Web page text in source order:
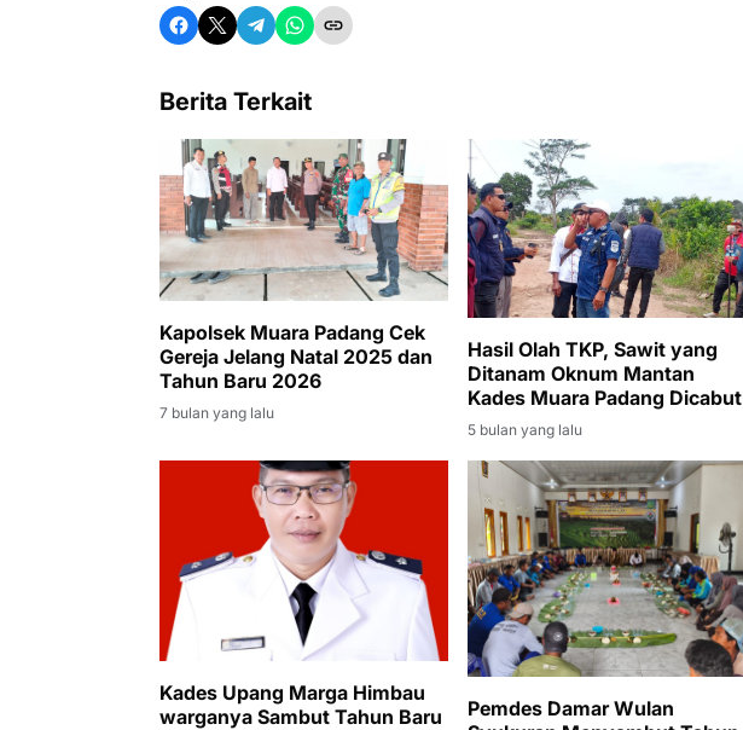
Berita Terkait
Kapolsek Muara Padang Cek
Gereja Jelang Natal 2025 dan
Tahun Baru 2026
7 bulan yang lalu
Hasil Olah TKP, Sawit yang
Ditanam Oknum Mantan
Kades Muara Padang Dicabut
5 bulan yang lalu
Kades Upang Marga Himbau
warganya Sambut Tahun Baru
Pemdes Damar Wulan